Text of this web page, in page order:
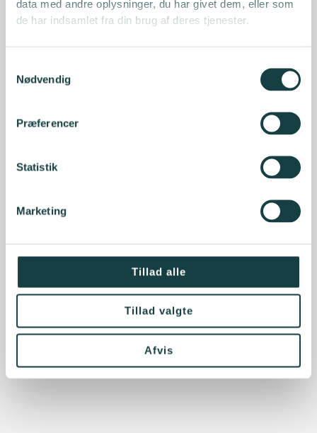
data med andre oplysninger, du har givet dem, eller som
de har indsamlet fra din brug af deres tjenester.
Nødvendig
Præferencer
Statistik
Marketing
Tillad alle
Tillad valgte
Afvis